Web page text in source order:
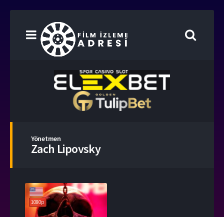
Yönetmen
Zach Lipovsky
1080p